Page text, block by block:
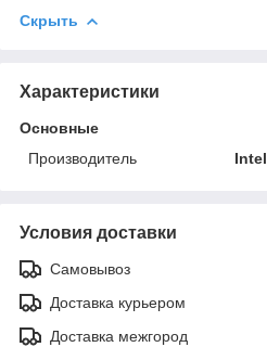
Скрыть
Характеристики
Основные
Производитель
Intel
Условия доставки
Самовывоз
Доставка курьером
Доставка межгород